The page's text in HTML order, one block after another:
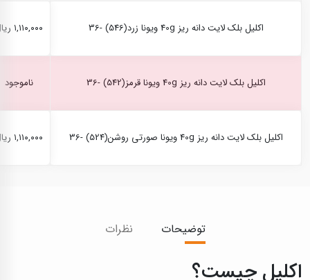
اکلیل بلک لایت دانه ریز 40g ویونا زرد(546) -36 ۱,۱۱۰,۰۰۰ ریال
اکلیل بلک لایت دانه ریز 40g ویونا قرمز(542) -36 ناموجود
اکلیل بلک لایت دانه ریز 40g ویونا صورتی روشن(524) -36 ۱,۱۱۰,۰۰۰ ریال
توضیحات نظرات
اکلیل چیست؟